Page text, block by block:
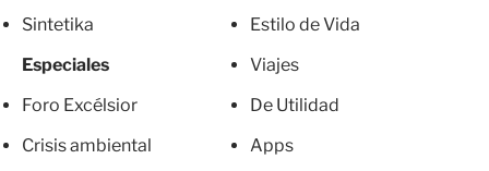
Sintetika
Especiales
Foro Excélsior
Crisis ambiental
Estilo de Vida
Viajes
De Utilidad
Apps